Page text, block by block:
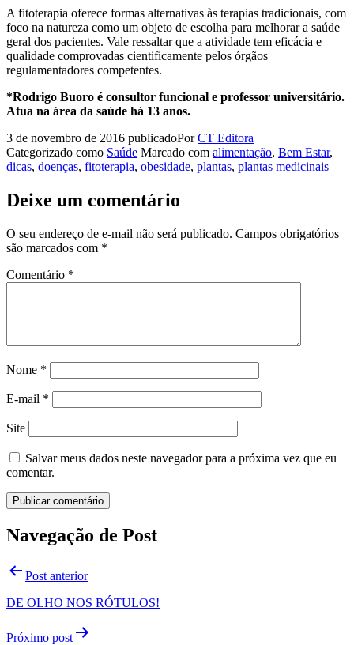
A fitoterapia oferece formas alternativas às terapias tradicionais, com
foco na natureza como um objeto de escolha para melhorar a saúde
geral dos pacientes. Vale ressaltar que a atividade tem eficácia e
qualidade comprovadas cientificamente pelos órgãos
regulamentadores competentes.
*Rodrigo Buoro é consultor funcional e professor universitário.
Atua na área da saúde há 13 anos.
3 de novembro de 2016 publicadoPorCT Editora
Categorizado como Saúde Marcado com alimentação, Bem Estar,
dicas, doenças, fitoterapia, obesidade, plantas, plantas medicinais
Deixe um comentário
O seu endereço de e-mail não será publicado. Campos obrigatórios
são marcados com *
Comentário *
Nome *
E-mail *
Site
Salvar meus dados neste navegador para a próxima vez que eu
comentar.
Navegação de Post
Post anterior
DE OLHO NOS RÓTULOS!
Próximo post